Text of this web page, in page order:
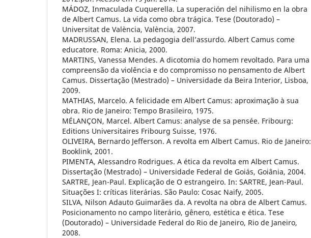
MÁDOZ, Inmaculada Cuquerella. La superación del nihilismo en la obra
de Albert Camus. La vida como obra trágica. Tese (Doutorado) –
Universitat de València, València, 2007.
MADRUSSAN, Elena. La pedagogia dell’assurdo. Albert Camus come
educatore. Roma: Anicia, 2000.
MARTINS, Vanessa Mendes. A dicotomia do homem revoltado. Para uma
compreensão da violência e do compromisso no pensamento de Albert
Camus. Dissertação (Mestrado) – Universidade da Beira Interior, Lisboa,
2009.
MATHIAS, Marcelo. A felicidade em Albert Camus: aproximação à sua
obra. Rio de Janeiro: Tempo Brasileiro, 1975.
MÉLANÇON, Marcel. Albert Camus: analyse de sa pensée. Fribourg:
Editions Universitaires Fribourg Suisse, 1976.
OLIVEIRA, Bernardo Jefferson. A revolta em Albert Camus. Rio de Janeiro:
Booklink, 2001.
PIMENTA, Alessandro Rodrigues. A ética da revolta em Albert Camus.
Dissertação (Mestrado) – Universidade Federal de Goiás, Goiânia, 2004.
SARTRE, Jean-Paul. Explicação de O estrangeiro. In: SARTRE, Jean-Paul.
Situações I: críticas literárias. São Paulo: Cosac Naify, 2005.
SILVA, Nilson Adauto Guimarães da. A revolta na obra de Albert Camus.
Posicionamento no campo literário, gênero, estética e ética. Tese
(Doutorado) – Universidade Federal do Rio de Janeiro, Rio de Janeiro,
2008.